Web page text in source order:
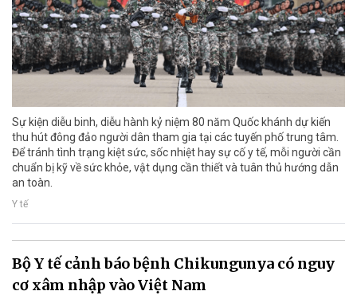
Sự kiện diễu binh, diễu hành kỷ niệm 80 năm Quốc khánh dự kiến
thu hút đông đảo người dân tham gia tại các tuyến phố trung tâm.
Để tránh tình trạng kiệt sức, sốc nhiệt hay sự cố y tế, mỗi người cần
chuẩn bị kỹ về sức khỏe, vật dụng cần thiết và tuân thủ hướng dẫn
an toàn.
Y tế
Bộ Y tế cảnh báo bệnh Chikungunya có nguy
cơ xâm nhập vào Việt Nam